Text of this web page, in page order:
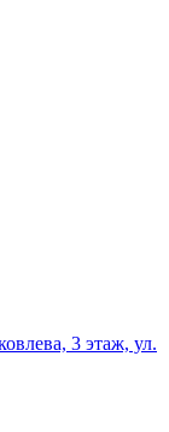
3 этаж, ул.